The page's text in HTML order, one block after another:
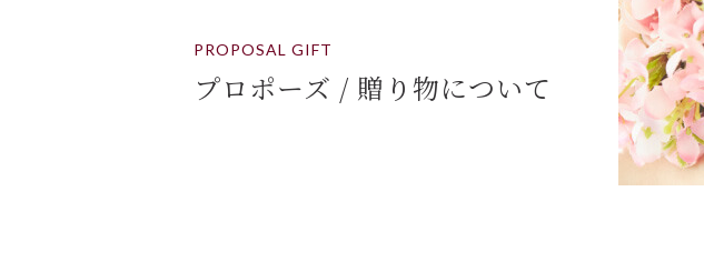
PROPOSAL GIFT
プロポーズ / 贈り物について